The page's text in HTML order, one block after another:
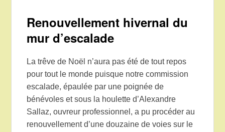
Renouvellement hivernal du
mur d’escalade
La trêve de Noël n’aura pas été de tout repos
pour tout le monde puisque notre commission
escalade, épaulée par une poignée de
bénévoles et sous la houlette d’Alexandre
Sallaz, ouvreur professionnel, a pu procéder au
renouvellement d’une douzaine de voies sur le